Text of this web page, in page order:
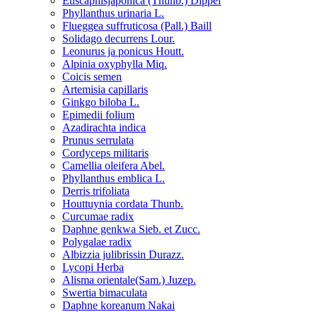
Phyllanthus urinaria L.
Flueggea suffruticosa (Pall.) Baill
Solidago decurrens Lour.
Leonurus ja ponicus Houtt.
Alpinia oxyphylla Miq.
Coicis semen
Artemisia capillaris
Ginkgo biloba L.
Epimedii folium
Azadirachta indica
Prunus serrulata
Cordyceps militaris
Camellia oleifera Abel.
Phyllanthus emblica L.
Derris trifoliata
Houttuynia cordata Thunb.
Curcumae radix
Daphne genkwa Sieb. et Zucc.
Polygalae radix
Albizzia julibrissin Durazz.
Lycopi Herba
Alisma orientale(Sam.) Juzep.
Swertia bimaculata
Daphne koreanum Nakai